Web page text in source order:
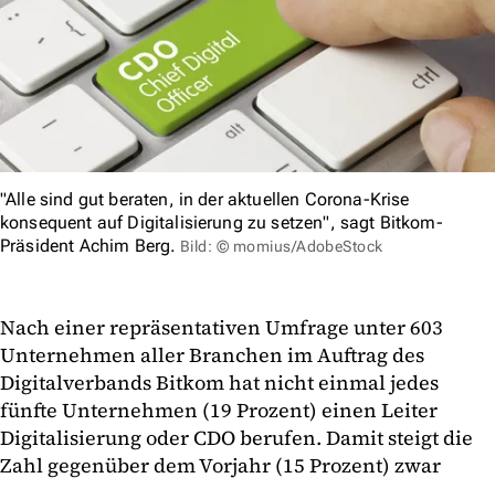
"Alle sind gut beraten, in der aktuellen Corona-Krise
konsequent auf Digitalisierung zu setzen", sagt Bitkom-
Präsident Achim Berg. Bild: © momius/AdobeStock
Nach einer repräsentativen Umfrage unter 603
Unternehmen aller Branchen im Auftrag des
Digitalverbands Bitkom hat nicht einmal jedes
fünfte Unternehmen (19 Prozent) einen Leiter
Digitalisierung oder CDO berufen. Damit steigt die
Zahl gegenüber dem Vorjahr (15 Prozent) zwar